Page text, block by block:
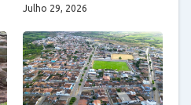
Julho 29, 2026